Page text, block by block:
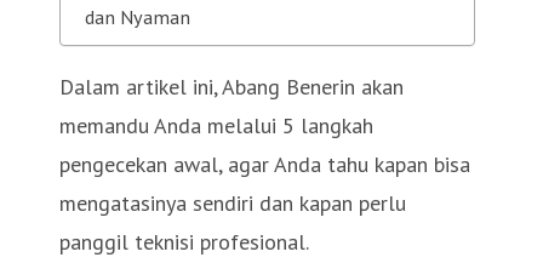
dan Nyaman
Dalam artikel ini, Abang Benerin akan
memandu Anda melalui 5 langkah
pengecekan awal, agar Anda tahu kapan bisa
mengatasinya sendiri dan kapan perlu
panggil teknisi profesional.